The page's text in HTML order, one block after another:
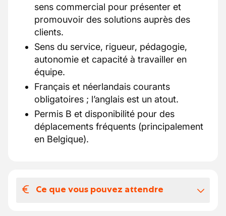
sens commercial pour présenter et
promouvoir des solutions auprès des
clients.
Sens du service, rigueur, pédagogie,
autonomie et capacité à travailler en
équipe.
Français et néerlandais courants
obligatoires ; l’anglais est un atout.
Permis B et disponibilité pour des
déplacements fréquents (principalement
en Belgique).
Ce que vous pouvez attendre